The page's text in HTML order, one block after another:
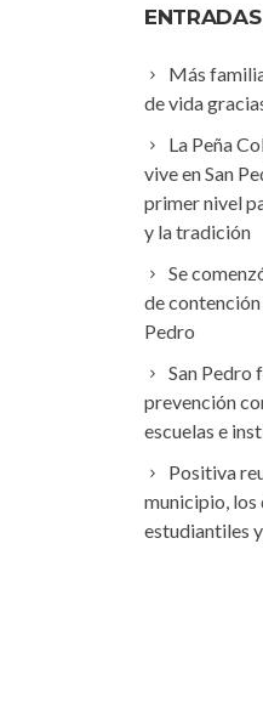
Más
de vida
La Peña
vive en San
primer nivel
y la tradición
Se
de contención
Pedro
San Pedro
prevención
escuelas e
Positiva
municipio, los
estudiantiles